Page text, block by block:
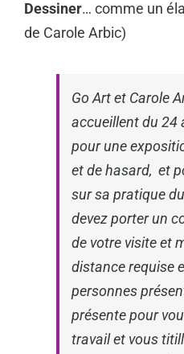
Dessiner… comme un
de Carole Arbic)
Go Art et Carole
accueillent du 24
pour une
et de hasard, et
sur sa pratique
devez porter un
de votre visite et
distance requise
personnes
présente pour
travail et vous